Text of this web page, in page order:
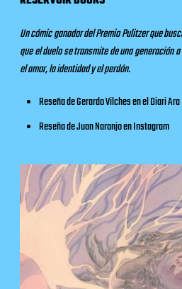
Un cómic ganador del Premio Pulitzer que
que el duelo se transmite de una generación
el amor, la identidad y el perdón.
Reseña de Gerardo Vilches en elDiari Ara
Reseña de Juan Naranjo enInstagram